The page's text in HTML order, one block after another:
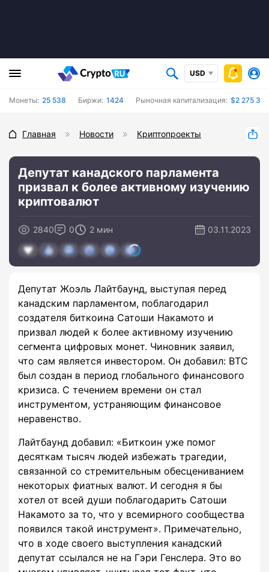
USD
Монеты: 25 538 Биржи: 1424 Рыночная капитализация: $2 275
Главная Новости Криптопроекты
Депутат канадского парламента
призвал к более активному изучению
криптовалют
2840 0 2 мин 03.11.2023
Депутат Жоэль Лайтбаунд, выступая перед
канадским парламентом, поблагодарил
создателя биткоина Сатоши Накамото и
призвал людей к более активному изучению
сегмента цифровых монет. Чиновник заявил,
что сам является инвестором. Он добавил: BTC
был создан в период глобального финансового
кризиса. С течением времени он стал
инструментом, устраняющим финансовое
неравенство.
Лайтбаунд добавил: «Биткоин уже помог
десяткам тысяч людей избежать трагедии,
связанной со стремительным обесцениванием
некоторых фиатных валют. И сегодня я бы
хотел от всей души поблагодарить Сатоши
Накамото за то, что у всемирного сообщества
появился такой инструмент». Примечательно,
что в ходе своего выступления канадский
депутат ссылался не на Гэри Генслера. Это во